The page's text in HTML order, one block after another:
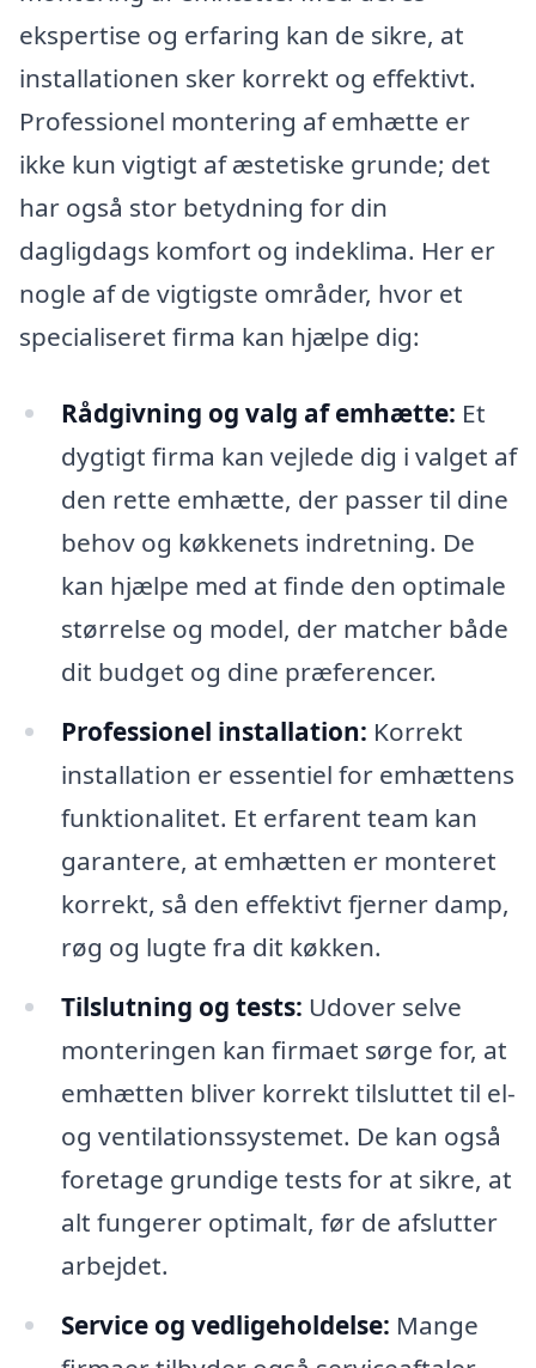
ekspertise og erfaring kan de sikre, at
installationen sker korrekt og effektivt.
Professionel montering af emhætte er
ikke kun vigtigt af æstetiske grunde; det
har også stor betydning for din
dagligdags komfort og indeklima. Her er
nogle af de vigtigste områder, hvor et
specialiseret firma kan hjælpe dig:
Rådgivning og valg af emhætte: Et
dygtigt firma kan vejlede dig i valget af
den rette emhætte, der passer til dine
behov og køkkenets indretning. De
kan hjælpe med at finde den optimale
størrelse og model, der matcher både
dit budget og dine præferencer.
Professionel installation: Korrekt
installation er essentiel for emhættens
funktionalitet. Et erfarent team kan
garantere, at emhætten er monteret
korrekt, så den effektivt fjerner damp,
røg og lugte fra dit køkken.
Tilslutning og tests: Udover selve
monteringen kan firmaet sørge for, at
emhætten bliver korrekt tilsluttet til el-
og ventilationssystemet. De kan også
foretage grundige tests for at sikre, at
alt fungerer optimalt, før de afslutter
arbejdet.
Service og vedligeholdelse: Mange